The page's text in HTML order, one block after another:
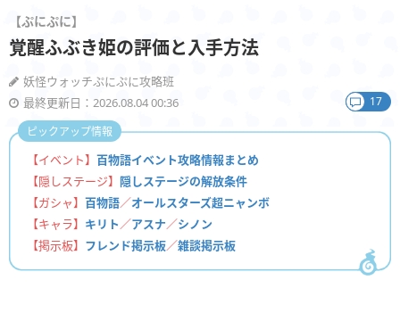
【ぷにぷに】
覚醒ふぶき姫の評価と入手方法
妖怪ウォッチぷにぷに攻略班
最終更新日：2026.08.04 00:36
17
【イベント】 百物語イベント攻略情報まとめ
【隠しステージ】 隠しステージの解放条件
【ガシャ】 百物語／オールスターズ超ニャンボ
【キャラ】 キリト／アスナ／シノン
【掲示板】 フレンド掲示板／雑談掲示板
ピックアップ情報